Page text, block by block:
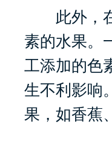
此外，在
素的水果。
工添加的色
生不利影响
果，如香蕉